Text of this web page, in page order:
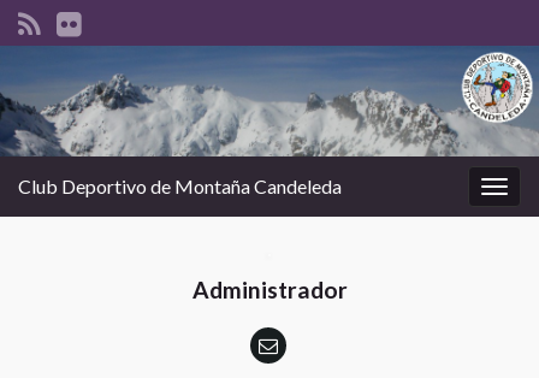
la
Club Deportivo de Montaña Candeleda
Administrador